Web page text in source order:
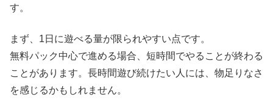
す。
まず、1日に遊べる量が限られやすい点です。
無料パック中心で進める場合、短時間でやることが終わる
ことがあります。長時間遊び続けたい人には、物足りなさ
を感じるかもしれません。